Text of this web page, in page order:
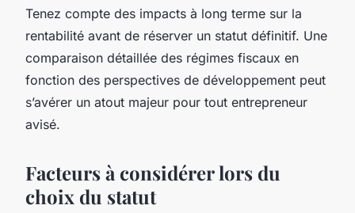
Tenez compte des impacts à long terme sur la
rentabilité avant de réserver un statut définitif. Une
comparaison détaillée des régimes fiscaux en
fonction des perspectives de développement peut
s’avérer un atout majeur pour tout entrepreneur
avisé.
Facteurs à considérer lors du
choix du statut